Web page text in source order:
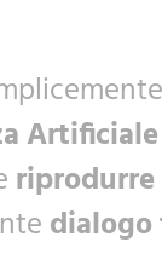
riprodurre